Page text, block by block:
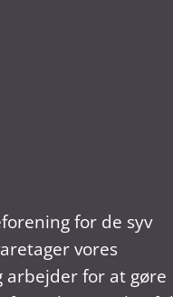
for de syv
vores
arbejder for at gøre